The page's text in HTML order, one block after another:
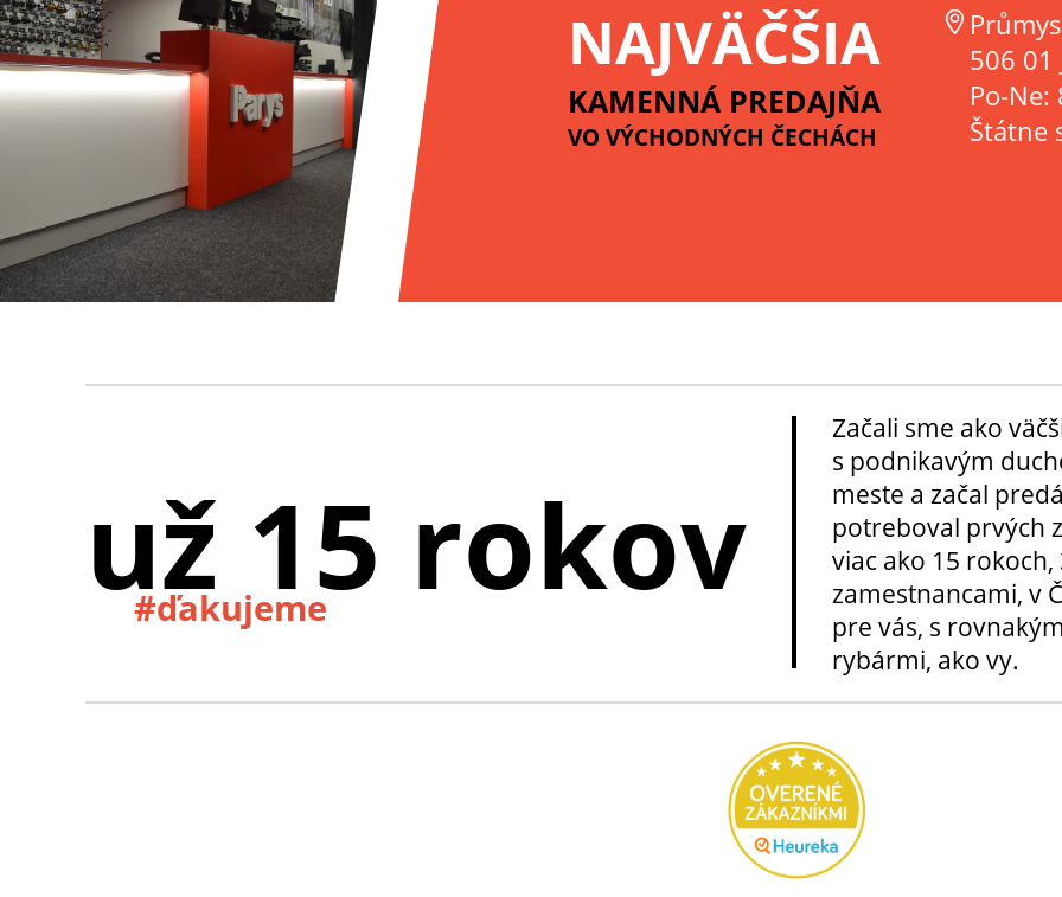
NAJVÄČŠIA
KAMENNÁ PREDAJŇA
VO VÝCHODNÝCH ČECHÁCH
506 01
Po-
Štátne
už 15 rokov
#ďakujeme
Začali sme ako
s podnikavým
meste a začal
potreboval prvých
viac ako 15
zamestnancami, v
pre vás, s
rybármi, ako vy.